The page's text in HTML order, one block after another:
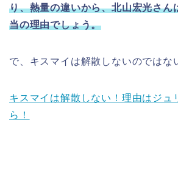
り、熱量の違いから、北山宏光さん
当の理由でしょう。
で、キスマイは解散しないのではな
キスマイは解散しない！理由はジュ
ら！